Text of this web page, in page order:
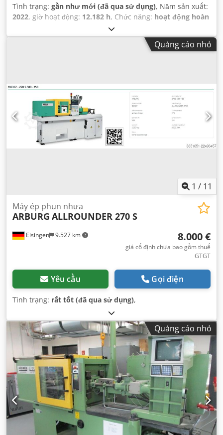
Tình trạng: gần như mới (đã qua sử dụng), Năm sản xuất:
2022, giờ hoạt động: 12.182 h, Chức năng: hoạt động hoàn
259303
đường kính trục vít:40 mm, khoảng cách giữa các cột:520
, áp suất phun:2.000
Quảng cáo nhỏ
1 / 11
Eisingen 9.527 km
Máy ép phun nhựa
ARBURG ALLROUNDER 270 S
8.000 €
giá cố định chưa bao gồm thuế
GTGT
Yêu cầu Gọi điện
Tình trạng: rất tốt (đã qua sử dụng),
Quảng cáo nhỏ